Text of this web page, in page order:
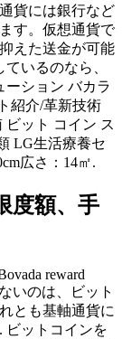
貨には銀行など
す。仮想通貨で
えた送金が可能
いるのなら、
ーション バカラ
紹介/革新技術
ット コイン ス
LG生活療養セ
広さ：14㎡.
度額、手
reward
いのは、ビット
とも基軸通貨に
ビットコインを